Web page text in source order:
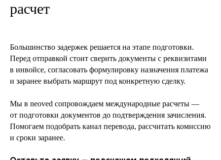
расчет
Большинство задержек решается на этапе подготовки.
Перед отправкой стоит сверить документы с реквизитами
в инвойсе, согласовать формулировку назначения платежа
и заранее выбрать маршрут под конкретную сделку.
Мы в neoved сопровождаем международные расчеты —
от подготовки документов до подтверждения зачисления.
Помогаем подобрать канал перевода, рассчитать комиссию
и сроки заранее.